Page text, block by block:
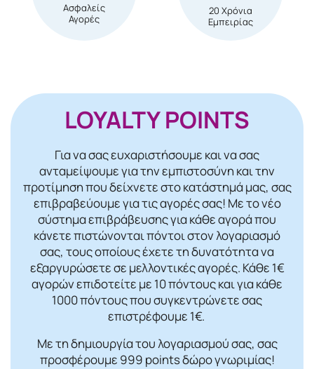
Ασφαλείς
Αγορές
20 Χρόνια
Εμπειρίας
LOYALTY POINTS
Για να σας ευχαριστήσουμε και να σας
ανταμείψουμε για την εμπιστοσύνη και την
προτίμηση που δείχνετε στο κατάστημά μας, σας
επιβραβεύουμε για τις αγορές σας! Mε το νέο
σύστημα επιβράβευσης για κάθε αγορά που
κάνετε πιστώνονται πόντοι στον λογαριασμό
σας, τους οποίους έχετε τη δυνατότητα να
εξαργυρώσετε σε μελλοντικές αγορές. Κάθε 1€
αγορών επιδοτείτε με 10 πόντους και για κάθε
1000 πόντους που συγκεντρώνετε σας
επιστρέφουμε 1€.
Με τη δημιουργία του λογαριασμού σας, σας
προσφέρουμε 999 points δώρο γνωριμίας!